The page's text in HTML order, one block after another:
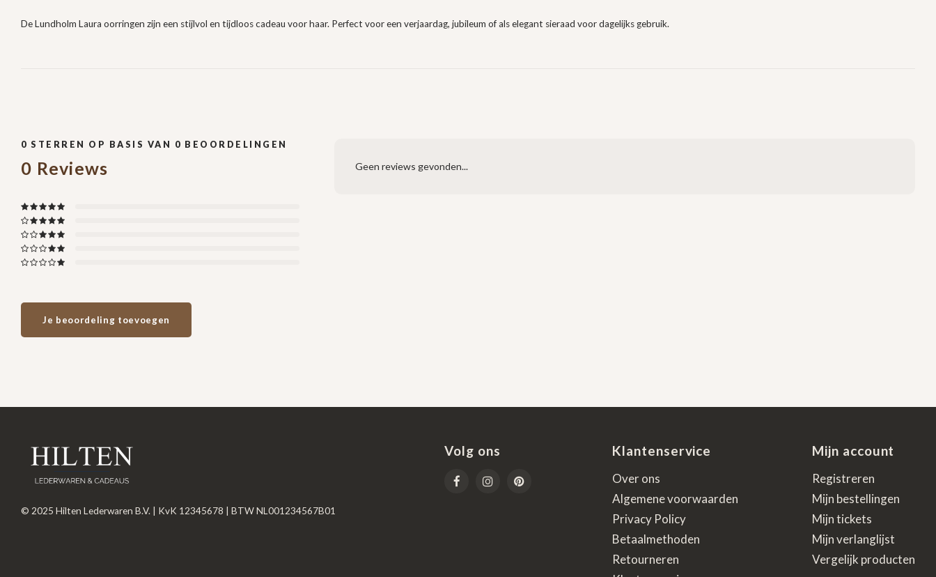
De Lundholm Laura oorringen zijn een stijlvol en tijdloos cadeau voor haar. Perfect voor een verjaardag, jubileum of als elegant sieraad voor dagelijks gebruik.
0 STERREN OP BASIS VAN 0 BEOORDELINGEN
0 Reviews
Je beoordeling toevoegen
Geen reviews gevonden...
© 2025 Hilten Lederwaren B.V. | KvK 12345678 | BTW NL001234567B01
Volg ons Klantenservice
Over ons
Algemene voorwaarden
Privacy Policy
Betaalmethoden
Retourneren
Mijn account
Registreren
Mijn bestellingen
Mijn tickets
Mijn verlanglijst
Vergelijk producten